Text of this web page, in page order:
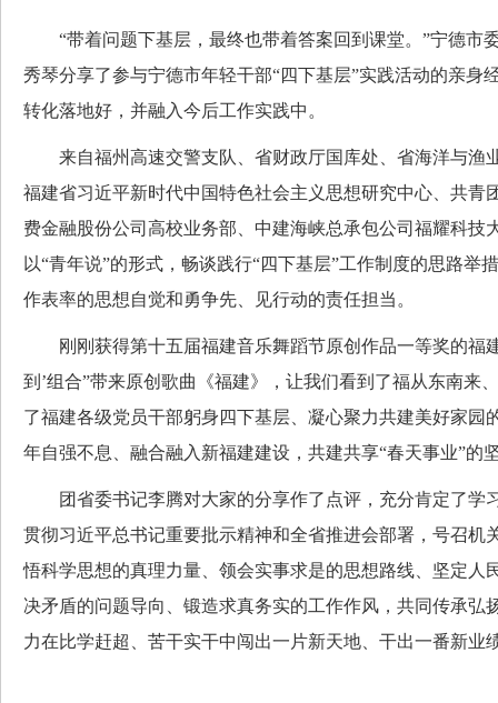
“带着问题下基层，最终也带着答案回到课堂。”宁德市
秀琴分享了参与宁德市年轻干部“四下基层”实践活动的亲身
转化落地好，并融入今后工作实践中。
来自福州高速交警支队、省财政厅国库处、省海洋与渔
福建省习近平新时代中国特色社会主义思想研究中心、共青
费金融股份公司高校业务部、中建海峡总承包公司福耀科技
以“青年说”的形式，畅谈践行“四下基层”工作制度的思路举
作表率的思想自觉和勇争先、见行动的责任担当。
刚刚获得第十五届福建音乐舞蹈节原创作品一等奖的福
到’组合”带来原创歌曲《福建》，让我们看到了福从东南来
了福建各级党员干部躬身四下基层、凝心聚力共建美好家园
年自强不息、融合融入新福建建设，共建共享“春天事业”的
团省委书记李腾对大家的分享作了点评，充分肯定了学
贯彻习近平总书记重要批示精神和全省推进会部署，号召机
悟科学思想的真理力量、领会实事求是的思想路线、坚定人
决矛盾的问题导向、锻造求真务实的工作作风，共同传承弘
力在比学赶超、苦干实干中闯出一片新天地、干出一番新业